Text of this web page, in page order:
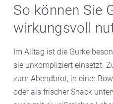
So können Sie
wirkungsvoll
Im Alltag ist die Gurke
sie unkompliziert einsetzt.
zum Abendbrot, in einer
oder als frischer Snack